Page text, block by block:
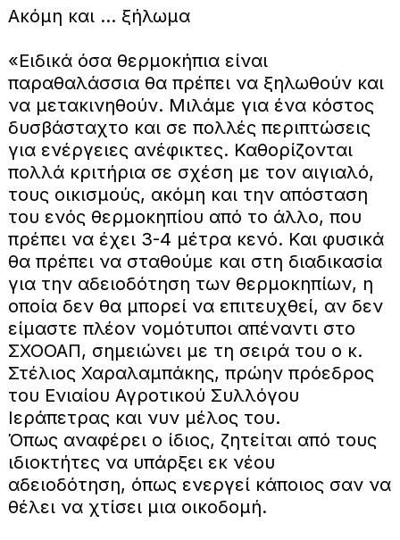
Ακόμη και … ξήλωμα
«Ειδικά όσα θερμοκήπια είναι
παραθαλάσσια θα πρέπει να ξηλωθούν και
να μετακινηθούν. Μιλάμε για ένα κόστος
δυσβάσταχτο και σε πολλές περιπτώσεις
για ενέργειες ανέφικτες. Καθορίζονται
πολλά κριτήρια σε σχέση με τον αιγιαλό,
τους οικισμούς, ακόμη και την απόσταση
του ενός θερμοκηπίου από το άλλο, που
πρέπει να έχει 3-4 μέτρα κενό. Και φυσικά
θα πρέπει να σταθούμε και στη διαδικασία
για την αδειοδότηση των θερμοκηπίων, η
οποία δεν θα μπορεί να επιτευχθεί, αν δεν
είμαστε πλέον νομότυποι απέναντι στο
ΣΧΟΟΑΠ, σημειώνει με τη σειρά του ο κ.
Στέλιος Χαραλαμπάκης, πρώην πρόεδρος
του Ενιαίου Αγροτικού Συλλόγου
Ιεράπετρας και νυν μέλος του.
Όπως αναφέρει ο ίδιος, ζητείται από τους
ιδιοκτήτες να υπάρξει εκ νέου
αδειοδότηση, όπως ενεργεί κάποιος σαν να
θέλει να χτίσει μια οικοδομή.